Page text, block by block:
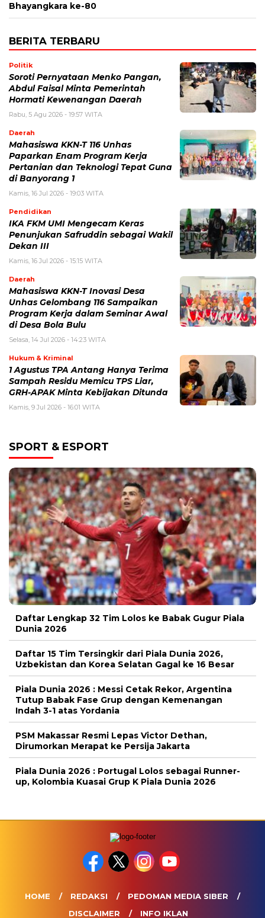
Bhayangkara ke-80
BERITA TERBARU
Politik
Soroti Pernyataan Menko Pangan,
Abdul Faisal Minta Pemerintah
Hormati Kewenangan Daerah
Rabu, 5 Agu 2026 - 19:57 WITA
Daerah
Mahasiswa KKN-T 116 Unhas
Paparkan Enam Program Kerja
Pertanian dan Teknologi Tepat Guna
di Banyorang 1
Kamis, 16 Jul 2026 - 19:03 WITA
Pendidikan
IKA FKM UMI Mengecam Keras
Penunjukan Safruddin sebagai Wakil
Dekan III
Kamis, 16 Jul 2026 - 15:15 WITA
Daerah
Mahasiswa KKN-T Inovasi Desa
Unhas Gelombang 116 Sampaikan
Program Kerja dalam Seminar Awal
di Desa Bola Bulu
Selasa, 14 Jul 2026 - 14:23 WITA
Hukum & Kriminal
1 Agustus TPA Antang Hanya Terima
Sampah Residu Memicu TPS Liar,
GRH-APAK Minta Kebijakan Ditunda
Kamis, 9 Jul 2026 - 16:01 WITA
SPORT & ESPORT
Daftar Lengkap 32 Tim Lolos ke Babak Gugur Piala
Dunia 2026
Daftar 15 Tim Tersingkir dari Piala Dunia 2026,
Uzbekistan dan Korea Selatan Gagal ke 16 Besar
Piala Dunia 2026 : Messi Cetak Rekor, Argentina
Tutup Babak Fase Grup dengan Kemenangan
Indah 3-1 atas Yordania
PSM Makassar Resmi Lepas Victor Dethan,
Dirumorkan Merapat ke Persija Jakarta
Piala Dunia 2026 : Portugal Lolos sebagai Runner-
up, Kolombia Kuasai Grup K Piala Dunia 2026
HOME REDAKSI
PEDOMAN MEDIA SIBER
DISCLAIMER
INFO IKLAN